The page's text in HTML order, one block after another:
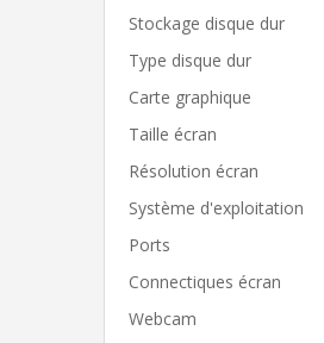
Stockage disque dur
Type disque dur
Carte graphique
Taille écran
Résolution écran
Système d'exploitation
Ports
Connectiques écran
Webcam